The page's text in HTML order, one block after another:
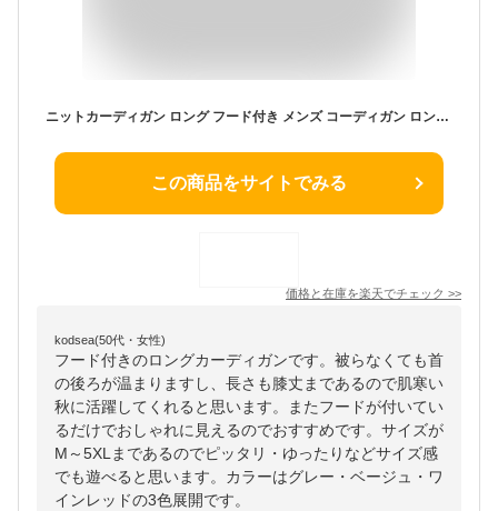
ニットカーディガン ロング フード付き メンズ コーディガン ロングコート ニット 羽織り アウター 厚手 秋物 冬物 ショールカラー ボタンレス ニット カーディガン レディース カジュアル 防寒 保温 おしゃれ【送料無料】
この商品をサイトでみる
価格と在庫を楽天でチェック >>
kodsea(50代・女性)
フード付きのロングカーディガンです。被らなくても首
の後ろが温まりますし、長さも膝丈まであるので肌寒い
秋に活躍してくれると思います。またフードが付いてい
るだけでおしゃれに見えるのでおすすめです。サイズが
M～5XLまであるのでピッタリ・ゆったりなどサイズ感
でも遊べると思います。カラーはグレー・ベージュ・ワ
インレッドの3色展開です。